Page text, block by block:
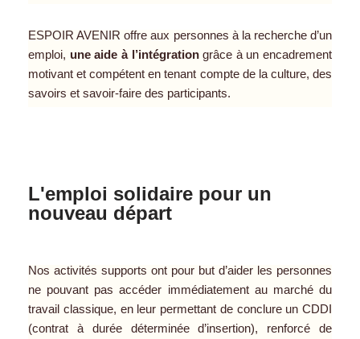
ESPOIR AVENIR offre aux personnes à la recherche d’un
emploi, une aide à l’intégrationgrâce à un encadrement
motivant et compétent en tenant compte de la culture, des
savoirs et savoir-faire des participants.
L'emploi solidaire pour un
nouveau départ
Nos activités supports ont pour but d’aider les personnes
ne pouvant pas accéder immédiatement au marché du
travail classique, en leur permettant de conclure un CDDI
(contrat à durée déterminée d’insertion), renforcé de